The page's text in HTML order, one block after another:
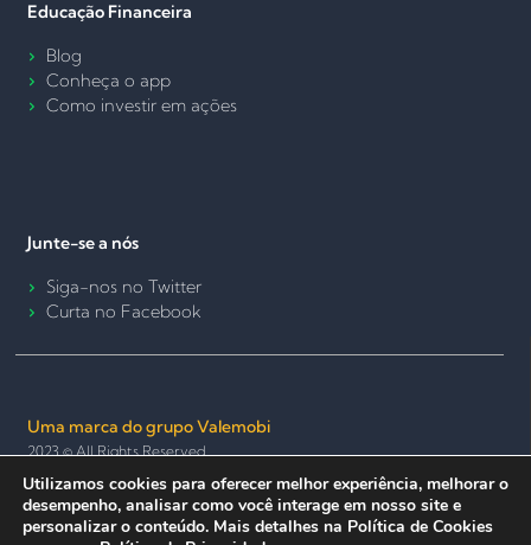
Educação Financeira
Blog
Conheça o app
Como investir em ações
Junte-se a nós
Siga-nos no Twitter
Curta no Facebook
Uma marca do grupo Valemobi
2023 © All Rights Reserved.
Termos de Uso e Política de PrivacidadePolítica de Cookies
Seguro e anônimo
Utilizamos cookies para oferecer melhor experiência, melhorar o
desempenho, analisar como você interage em nosso site e
personalizar o conteúdo. Mais detalhes na Política de Cookies